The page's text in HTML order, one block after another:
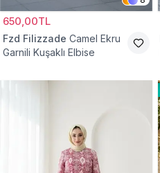
650,00TL
Fzd Filizzade Camel Ekru
Garnili Kuşaklı Elbise